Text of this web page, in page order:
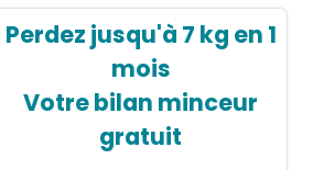
Perdez jusqu'à 7 kg en 1
mois
Votre bilan minceur
gratuit